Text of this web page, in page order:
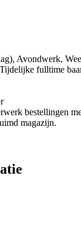
Avondwerk,
fulltime
bestellingen
magazijn.